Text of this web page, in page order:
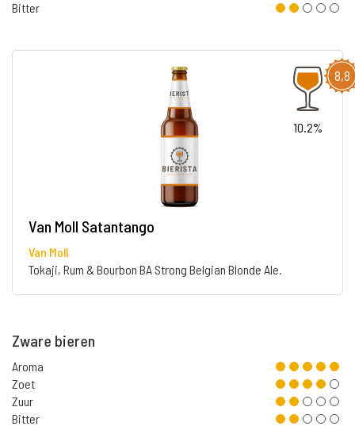
Bitter
8,8
10.2%
Van Moll Satantango
Van Moll
Tokaji, Rum & Bourbon BA Strong Belgian Blonde Ale.
Zware bieren
Aroma
Zoet
Zuur
Bitter